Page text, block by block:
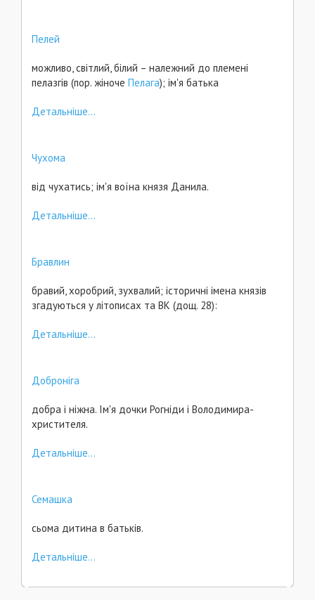
Пелей
можливо, світлий, білий – належний до племені
пелазгів (пор. жіноче Пелага); ім'я батька
Детальніше...
Чухома
від чухатись; ім'я воїна князя Данила.
Детальніше...
Бравлин
бравий, хоробрий, зухвалий; історичні імена князів
згадуються у літописах та ВК (дощ. 28):
Детальніше...
Доброніга
добра і ніжна. Ім'я дочки Рогніди і Володимира-
христителя.
Детальніше...
Семашка
сьома дитина в батьків.
Детальніше...